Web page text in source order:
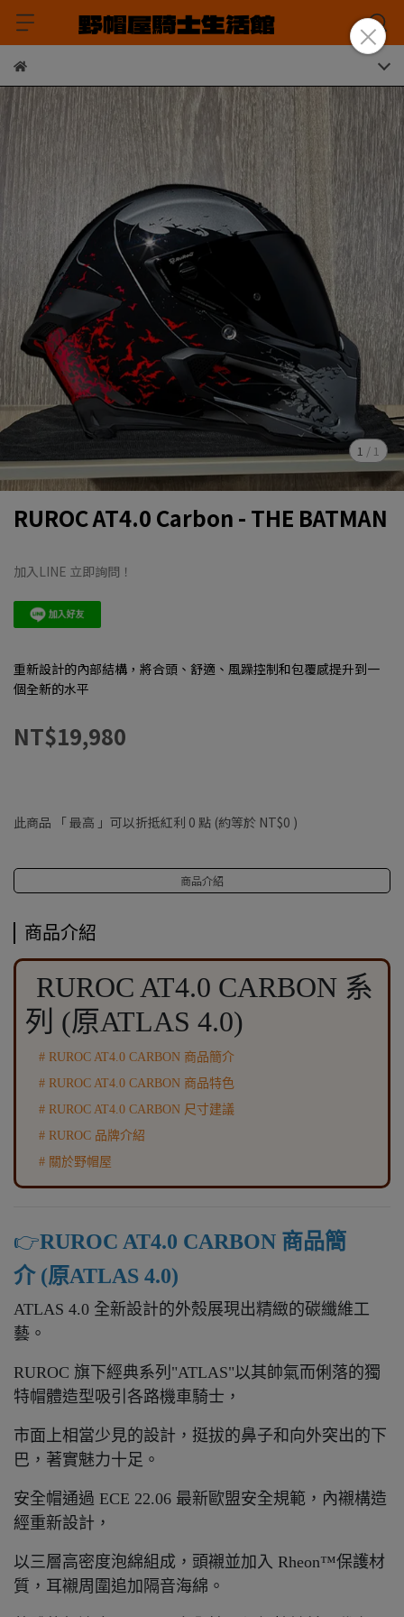
1 / 1
RUROC AT4.0 Carbon - THE BATMAN
加入LINE 立即詢問！
重新設計的內部結構，將合頭、舒適、風躁控制和包覆感提升到一
個全新的水平
NT$19,980
此商品 「 最高 」可以折抵紅利 0 點 (約等於 NT$0 )
商品介紹
商品介紹
RUROC AT4.0 CARBON 系
列 (原ATLAS 4.0)
# RUROC AT4.0 CARBON 商品簡介
# RUROC AT4.0 CARBON 商品特色
# RUROC AT4.0 CARBON 尺寸建議
# RUROC 品牌介紹
# 關於野帽屋
👉️RUROC AT4.0 CARBON 商品簡
介 (原ATLAS 4.0)
ATLAS 4.0 全新設計的外殼展現出精緻的碳纖維工
藝。
RUROC 旗下經典系列"ATLAS"以其帥氣而俐落的獨
特帽體造型吸引各路機車騎士，
市面上相當少見的設計，挺拔的鼻子和向外突出的下
巴，著實魅力十足。
安全帽通過 ECE 22.06 最新歐盟安全規範，內襯構造
經重新設計，
以三層高密度泡綿組成，頭襯並加入 Rheon™保護材
質，耳襯周圍追加隔音海綿。